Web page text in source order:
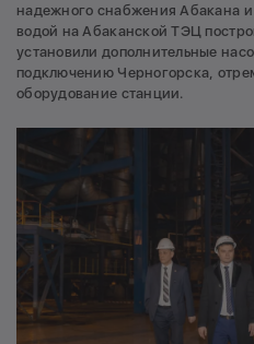
надежного снабжения Абакана
водой на Абаканской ТЭЦ
установили дополнительные
подключению Черногорска,
оборудование станции.